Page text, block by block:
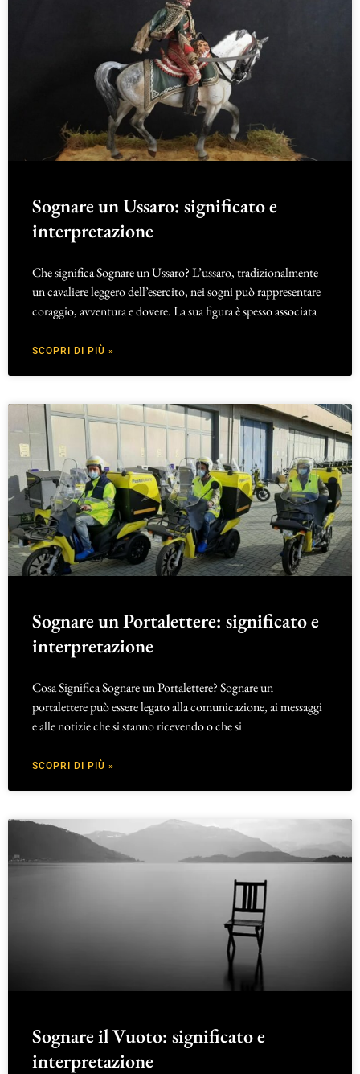
Sognare un Ussaro: significato e
interpretazione
Che significa Sognare un Ussaro? L’ussaro, tradizionalmente
un cavaliere leggero dell’esercito, nei sogni può rappresentare
coraggio, avventura e dovere. La sua figura è spesso associata
SCOPRI DI PIÙ »
Sognare un Portalettere: significato e
interpretazione
Cosa Significa Sognare un Portalettere? Sognare un
portalettere può essere legato alla comunicazione, ai messaggi
e alle notizie che si stanno ricevendo o che si
SCOPRI DI PIÙ »
Sognare il Vuoto: significato e
interpretazione